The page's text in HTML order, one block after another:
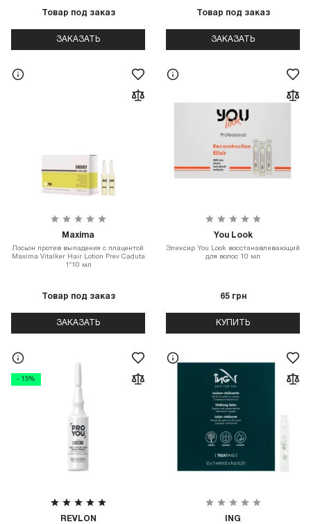
Товар под заказ
ЗАКАЗАТЬ
Товар под заказ
ЗАКАЗАТЬ
Maxima
Лосьон против выпадения с плацентой
Maxima Vitalker Hair Lotion Prev Caduta
1*10 мл
Товар под заказ
ЗАКАЗАТЬ
You Look
Эликсир You Look восстанавливающий
для волос 10 мл
65 грн
КУПИТЬ
- 15%
REVLON ING